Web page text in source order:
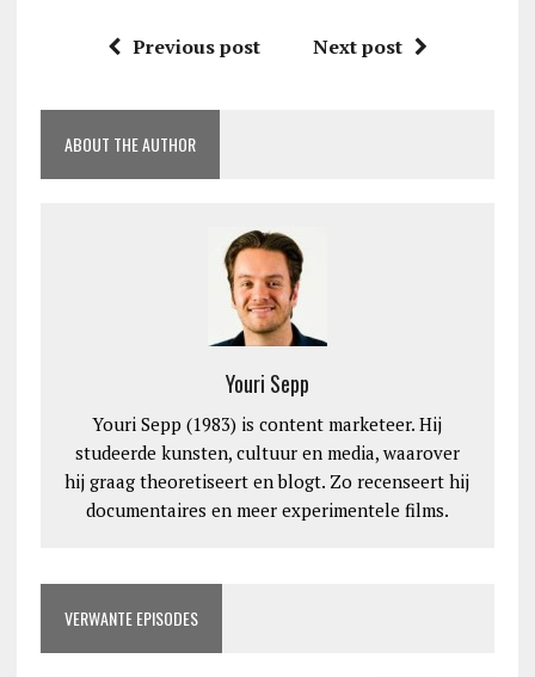
Previous post Next post
ABOUT THE AUTHOR
Youri Sepp
Youri Sepp (1983) is content marketeer. Hij
studeerde kunsten, cultuur en media, waarover
hij graag theoretiseert en blogt. Zo recenseert hij
documentaires en meer experimentele films.
VERWANTE EPISODES